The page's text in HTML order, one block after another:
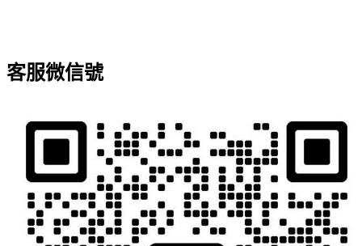
客服微信號